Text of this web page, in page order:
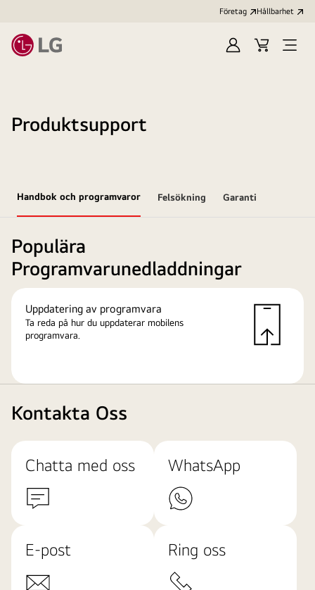
Företag Hållbarhet
LoggaKundvagn
Produktsupport
Handbok och programvaror Felsökning Garanti
Populära
Programvarunedladdningar
Uppdatering av programvara
Ta reda på hur du uppdaterar mobilens
programvara.
Kontakta Oss
Chatta med oss WhatsApp
E-post Ring oss